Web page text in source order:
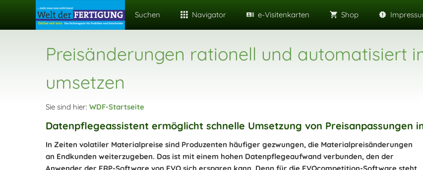
Suchen Navigator e-Visitenkarten Shop
Preisänderungen rationell und automatisiert
umsetzen
Sie sind hier: WDF-Startseite
Datenpflegeassistent ermöglicht schnelle Umsetzung von Preisanpassungen
In Zeiten volatiler Materialpreise sind Produzenten häufiger gezwungen, die Materialpreisänderungen
an Endkunden weiterzugeben. Das ist mit einem hohen Datenpflegeaufwand verbunden, den der